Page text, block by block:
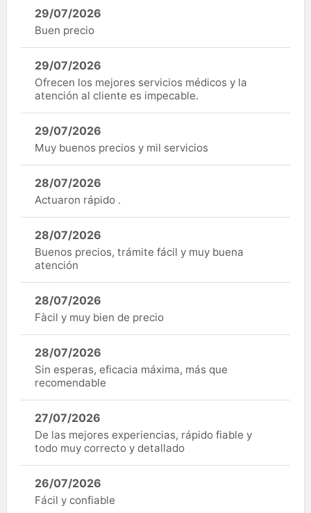
29/07/2026
Buen precio
29/07/2026
Ofrecen los mejores servicios médicos y la
atención al cliente es impecable.
29/07/2026
Muy buenos precios y mil servicios
28/07/2026
Actuaron rápido .
28/07/2026
Buenos precios, trámite fácil y muy buena
atención
28/07/2026
Fàcil y muy bien de precio
28/07/2026
Sin esperas, eficacia máxima, más que
recomendable
27/07/2026
De las mejores experiencias, rápido fiable y
todo muy correcto y detallado
26/07/2026
Fácil y confiable